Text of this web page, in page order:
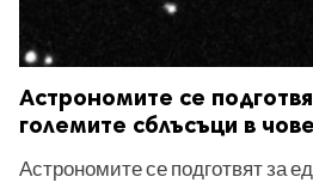
Астрономите се
големите сблъсъци в
Астрономите се подготвят за